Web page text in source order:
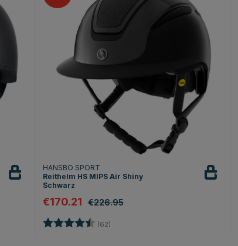
HANSBO SPORT
Reithelm HS MIPS Air Shiny
Schwarz
€170.21 €226.95
Bewertung: (62)